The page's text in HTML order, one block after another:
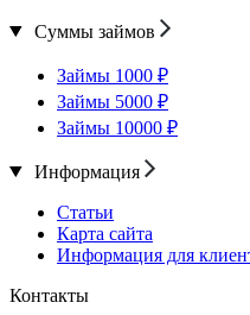
Суммы займов
Займы 1000 ₽
Займы 5000 ₽
Займы 10000 ₽
Информация
Статьи
Карта сайта
Информация для
Контакты